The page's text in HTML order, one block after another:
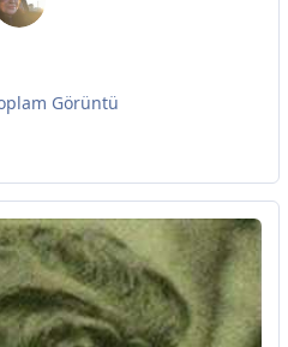
Görüntü